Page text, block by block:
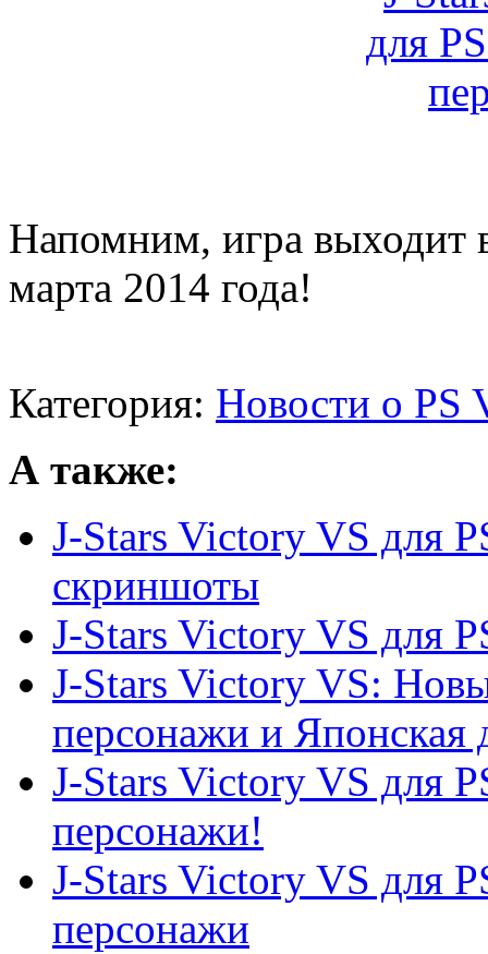
Напомним, игра выходит
марта 2014 года!
Категория: Новости о PS
А также:
J-Stars Victory VS для
скриншоты
J-Stars Victory VS для
J-Stars Victory VS:
персонажи и Японская
J-Stars Victory VS для
персонажи!
J-Stars Victory VS для
персонажи